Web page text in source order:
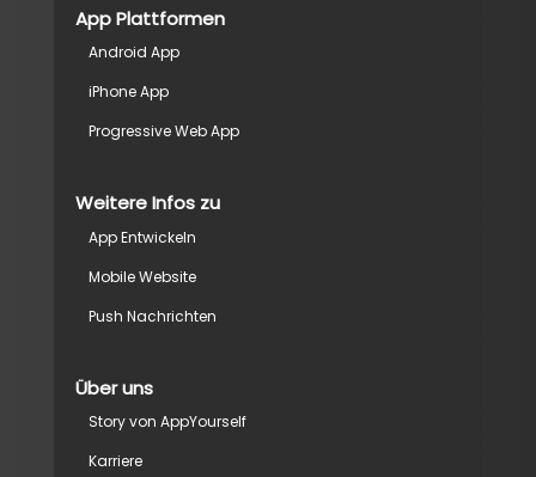
App Plattformen
Android App
iPhone App
Progressive Web App
Weitere Infos zu
App Entwickeln
Mobile Website
Push Nachrichten
Über uns
Story von AppYourself
Karriere